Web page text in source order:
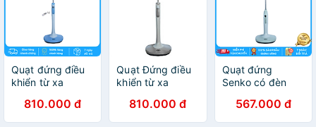
Quạt đứng điều
khiển từ xa
Hàng chính hãng
810.000 đ
Quạt Đứng điều
khiển từ xa
ngẫu nhiên -
Hàng Chính Hãng
810.000 đ
Quạt đứng
Senko có đèn
chính hãng màu
sắc ngẫu nhiên
567.000 đ